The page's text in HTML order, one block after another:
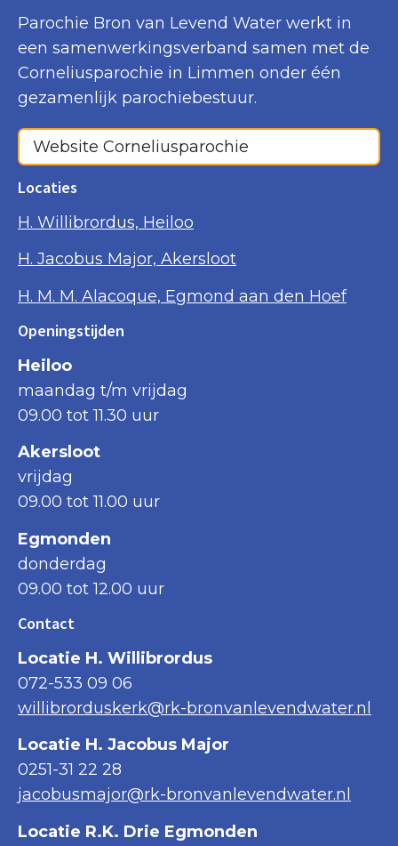
Parochie Bron van Levend Water werkt in
een samenwerkingsverband samen met de
Corneliusparochie in Limmen onder één
gezamenlijk parochiebestuur.
Website Corneliusparochie
Locaties
H. Willibrordus, Heiloo
H. Jacobus Major, Akersloot
H. M. M. Alacoque, Egmond aan den Hoef
Openingstijden
Heiloo
maandag t/m vrijdag
09.00 tot 11.30 uur
Akersloot
vrijdag
09.00 tot 11.00 uur
Egmonden
donderdag
09.00 tot 12.00 uur
Contact
Locatie H. Willibrordus
072-533 09 06
willibrorduskerk@rk-bronvanlevendwater.nl
Locatie H. Jacobus Major
0251-31 22 28
jacobusmajor@rk-bronvanlevendwater.nl
Locatie R.K. Drie Egmonden